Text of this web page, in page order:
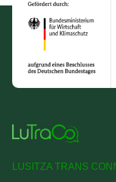
LUSITZA TRANS